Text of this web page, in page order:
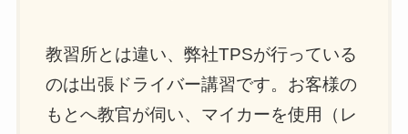
教習所とは違い、弊社TPSが行っている
のは出張ドライバー講習です。お客様の
もとへ教官が伺い、マイカーを使用（レ